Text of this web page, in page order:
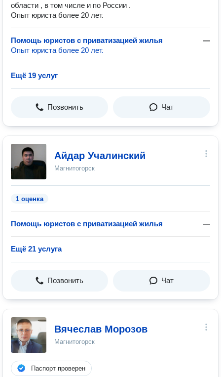
области , в том числе и по России .
Опыт юриста более 20 лет.
Помощь юристов с приватизацией жилья
—
Опыт юриста более 20 лет.
Ещё 19 услуг
Позвонить Чат
Айдар Учалинский
Магнитогорск
1 оценка
Помощь юристов с приватизацией жилья —
Ещё 21 услуга
Позвонить Чат
Вячеслав Морозов
Магнитогорск
Паспорт проверен